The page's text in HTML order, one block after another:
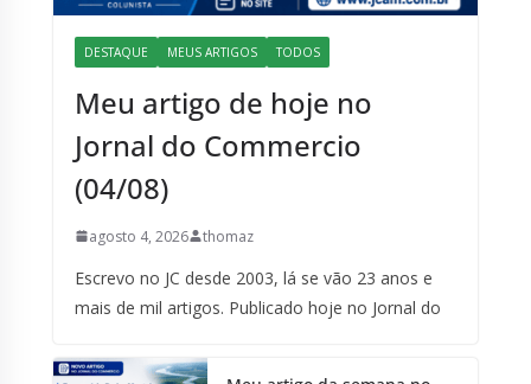
DESTAQUE MEUS ARTIGOS TODOS
Meu artigo de hoje no
Jornal do Commercio
(04/08)
agosto 4, 2026 thomaz
Escrevo no JC desde 2003, lá se vão 23 anos e
mais de mil artigos. Publicado hoje no Jornal do